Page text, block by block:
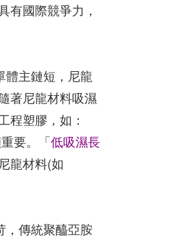
有國際競爭力，
體主鏈短，尼龍
著尼龍材料吸濕
程塑膠，如：
要。「低吸濕長
龍材料(如
，傳統聚醯亞胺